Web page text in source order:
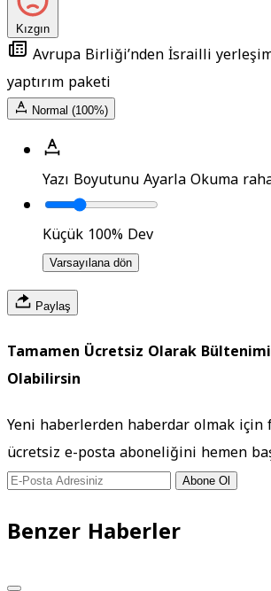
Kızgın
Avrupa Birliği’nden İsrailli
yaptırım paketi
Normal (100%)
Yazı Boyutunu AyarlaOkuma
Küçük 100%Dev
Varsayılana dön
Paylaş
Tamamen Ücretsiz Olarak
Olabilirsin
Yeni haberlerden haberdar olmak için
ücretsiz e-posta aboneliğini hemen
Abone Ol
Benzer Haberler